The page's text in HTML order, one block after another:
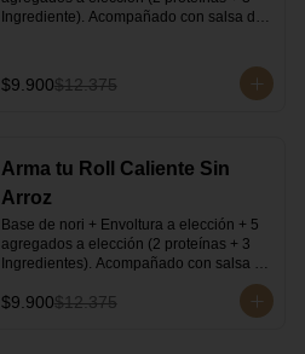
Ingrediente). Acompañado con salsa de
que el roll pueda compactar y ser firme.
$9.900$12.375
Arma tu Roll Caliente Sin
Arroz
Base de nori + Envoltura a elección + 5
agregados a elección (2 proteínas + 3
Ingredientes). Acompañado con salsa
de soya. Recomendamos incluir en el
relleno palta y/o queso crema para que
$9.900$12.375